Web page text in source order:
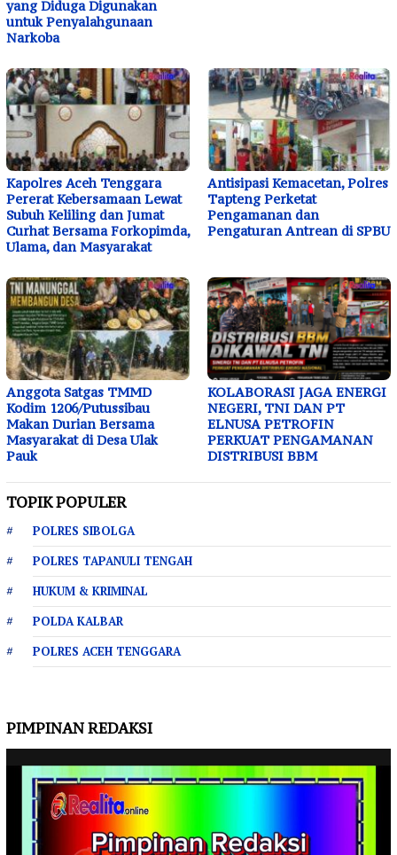
yang Diduga Digunakan
untuk Penyalahgunaan
Narkoba
Kapolres Aceh Tenggara
Pererat Kebersamaan Lewat
Subuh Keliling dan Jumat
Curhat Bersama Forkopimda,
Ulama, dan Masyarakat
Antisipasi Kemacetan, Polres
Tapteng Perketat
Pengamanan dan
Pengaturan Antrean di SPBU
Anggota Satgas TMMD
Kodim 1206/Putussibau
Makan Durian Bersama
Masyarakat di Desa Ulak
Pauk
KOLABORASI JAGA ENERGI
NEGERI, TNI DAN PT
ELNUSA PETROFIN
PERKUAT PENGAMANAN
DISTRIBUSI BBM
TOPIK POPULER
POLRES SIBOLGA
POLRES TAPANULI TENGAH
HUKUM & KRIMINAL
POLDA KALBAR
POLRES ACEH TENGGARA
PIMPINAN REDAKSI